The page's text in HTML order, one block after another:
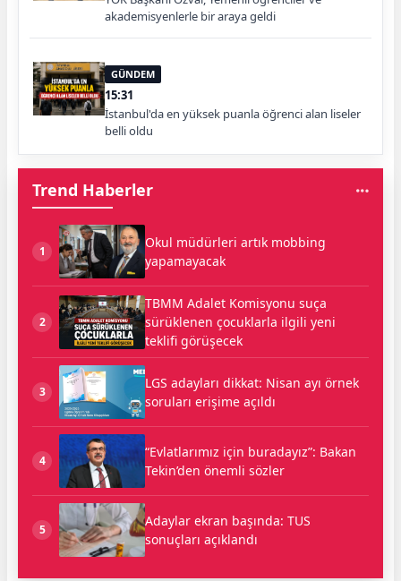
akademisyenlerle bir araya geldi
GÜNDEM
15:31
İstanbul'da en yüksek puanla öğrenci alan liseler
belli oldu
Trend Haberler
1
Okul müdürleri artık mobbing
yapamayacak
2
TBMM Adalet Komisyonu suça
sürüklenen çocuklarla ilgili yeni
teklifi görüşecek
3
LGS adayları dikkat: Nisan ayı örnek
soruları erişime açıldı
4
“Evlatlarımız için buradayız”: Bakan
Tekin’den önemli sözler
5
Adaylar ekran başında: TUS
sonuçları açıklandı